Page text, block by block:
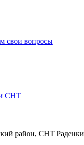
свои вопросы
СНТ
район, СНТ Раденки